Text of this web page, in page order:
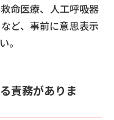
命医療、人工呼吸器
ど、事前に意思表示
。
責務がありま